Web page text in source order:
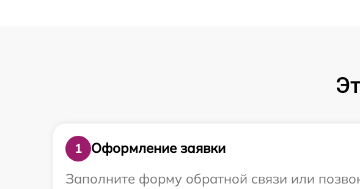
1
Оформление заявки
Заполните форму обратной связи или